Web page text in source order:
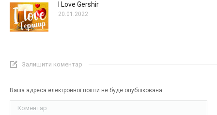
I Love Gershir
20.01.2022
Залишити коментар
Ваша адреса електронної пошти не буде опублікована.
Коментар